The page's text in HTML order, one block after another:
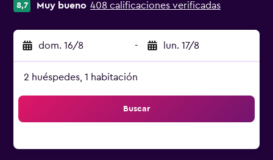
8,7 Muy bueno 408 calificaciones verificadas
dom. 16/8 - lun. 17/8
2 huéspedes, 1 habitación
Buscar